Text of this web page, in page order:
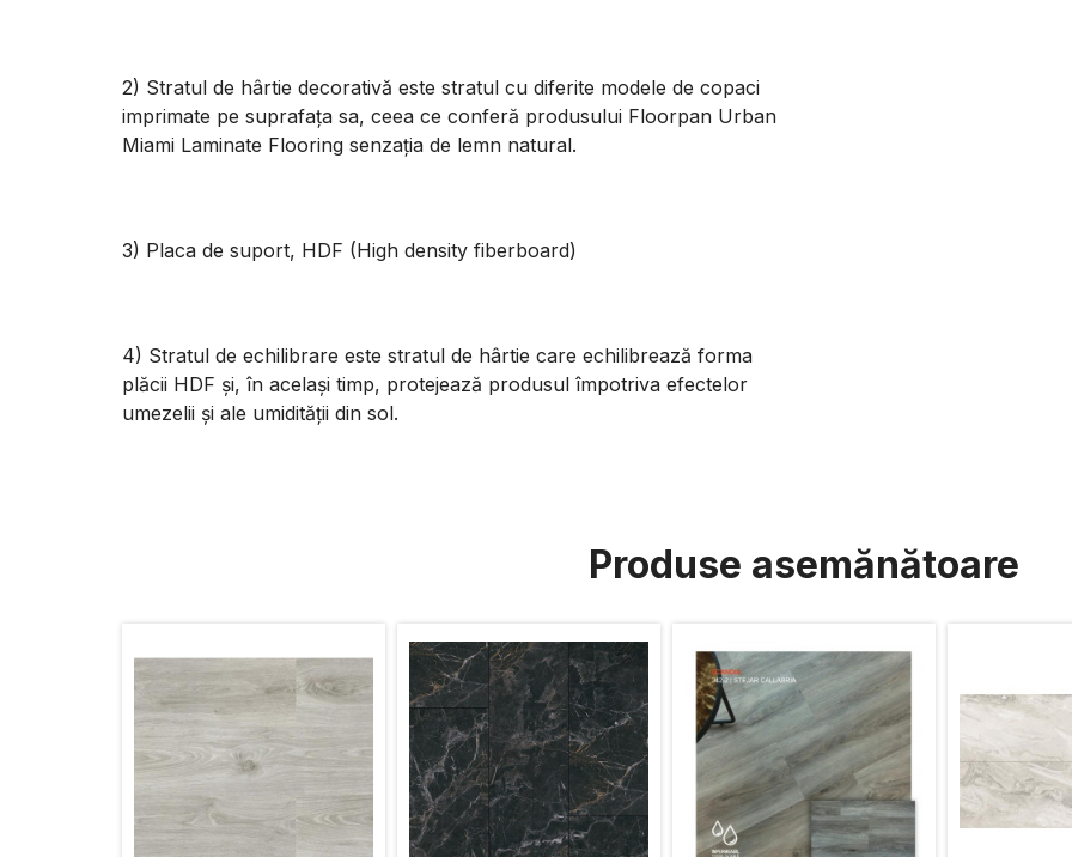
2) Stratul de hârtie decorativă este stratul cu diferite modele de copaci
imprimate pe suprafața sa, ceea ce conferă produsului Floorpan Urban
Miami Laminate Flooring senzația de lemn natural.
3) Placa de suport, HDF (High density fiberboard)
4) Stratul de echilibrare este stratul de hârtie care echilibrează forma
plăcii HDF și, în același timp, protejează produsul împotriva efectelor
umezelii și ale umidității din sol.
Produse asemănătoare